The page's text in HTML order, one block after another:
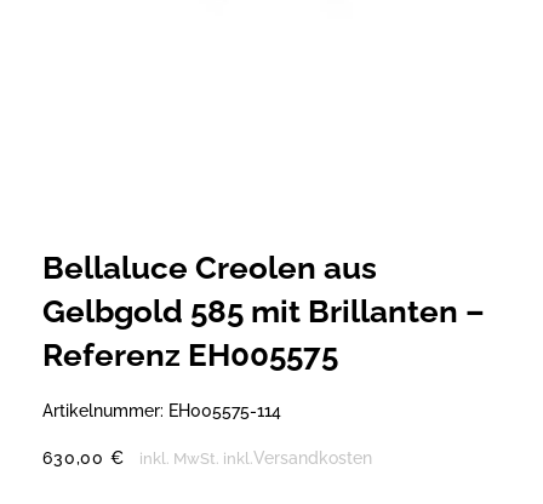
Bellaluce Creolen aus
Gelbgold 585 mit Brillanten –
Referenz EH005575
Artikelnummer: EH005575-114
630,00 € inkl. MwSt. inkl.Versandkosten